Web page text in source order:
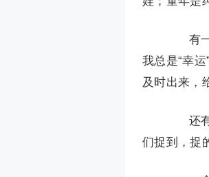
有一
我总是“幸
及时出来，
还有
们捉到，捉